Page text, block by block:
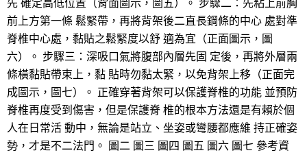
前上方第一條 鬆緊帶，再將背架後二直長鋼條的中心 處對準
脊椎中心處，黏貼之鬆緊度以舒 適為宜（正面圖示，圖
六）。 步驟三：深吸口氣將腹部內層先固 定後，再將外層兩
條橫黏貼帶束上，黏 貼時勿黏太緊，以免背架上移（正面完
成圖示，圖七）。 正確穿著背架可以保護脊椎的功能 並預防
脊椎再度受到傷害，但是保護脊 椎的根本方法還是有賴於個
人在日常活 動中，無論是站立、坐姿或彎腰都應維 持正確姿
勢，才是不二法門。 圖二 圖三 圖四 圖五 圖六 圖七 參考資